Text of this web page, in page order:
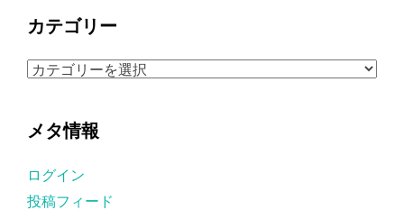
ブ
カテゴリー
カ
ー
メタ情報
ログイン
投稿フィード